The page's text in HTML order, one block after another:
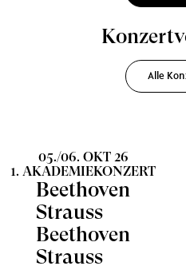
Alle
05./06. OKT 26
1. AKADEMIEKONZERT
Beethoven
Strauss
Beethoven
Strauss